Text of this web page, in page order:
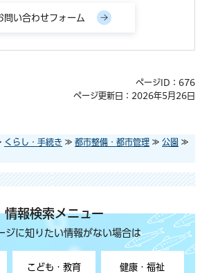
ページID：676
ページ更新日：2026年5月26日
くらし・手続き ≫ 都市整備・都市管理 ≫ 公園 ≫
情報検索メニュー
ジに知りたい情報がない場合は
こども・教育 健康・福祉